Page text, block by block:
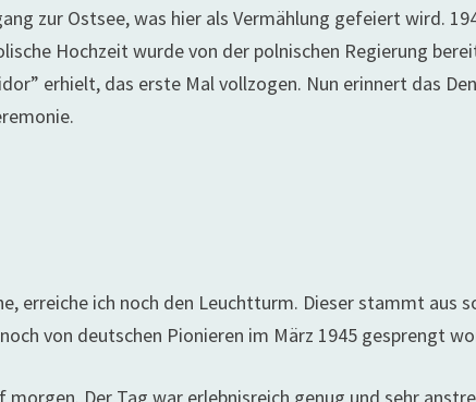
zur Ostsee, was hier als Vermählung gefeiert wird.
Hochzeit wurde von der polnischen Regierung
erhielt, das erste Mal vollzogen. Nun erinnert das
erreiche ich noch den Leuchtturm. Dieser stammt aus
von deutschen Pionieren im März 1945 gesprengt